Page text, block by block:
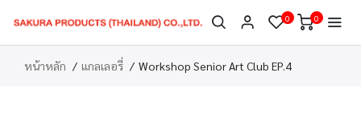
0 0
หน้าหลัก แกลเลอรี่ Workshop Senior Art Club EP.4